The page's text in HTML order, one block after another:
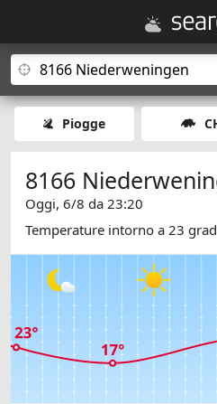
Piogge
8166
Oggi, 6/8 da 23:20
Temperature intorno a 23